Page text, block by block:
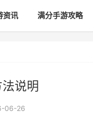
资讯 满分手游攻略
说明
06-26